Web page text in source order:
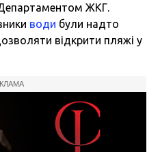
ЖКГ.
води були надто
відкрити пляжі у